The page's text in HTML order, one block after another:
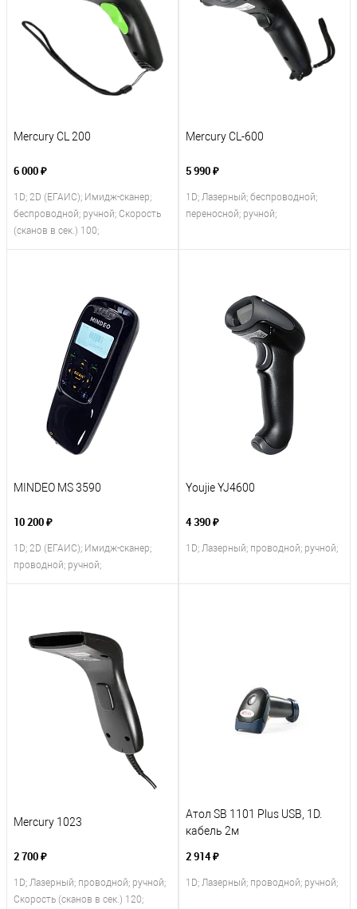
Mercury CL 200
6 000 ₽
1D; 2D (ЕГАИС); Имидж-сканер;
беспроводной; ручной; Скорость
(сканов в сек.) 100;
Mercury CL-600
5 990 ₽
1D; Лазерный; беспроводной;
переносной; ручной;
MINDEO MS 3590
10 200 ₽
1D; 2D (ЕГАИС); Имидж-сканер;
проводной; ручной;
Youjie YJ4600
4 390 ₽
1D; Лазерный; проводной; ручной;
Mercury 1023
2 700 ₽
1D; Лазерный; проводной; ручной;
Скорость (сканов в сек.) 120;
Атол SB 1101 Plus USB, 1D.
кабель 2м
2 914 ₽
1D; Лазерный; проводной; ручной;